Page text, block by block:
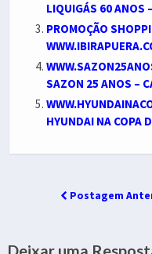
LIQUIGÁS 60 ANOS
PROMOÇÃO
SAZON 25 ANOS –
HYUNDAI NA COPA
Postagem